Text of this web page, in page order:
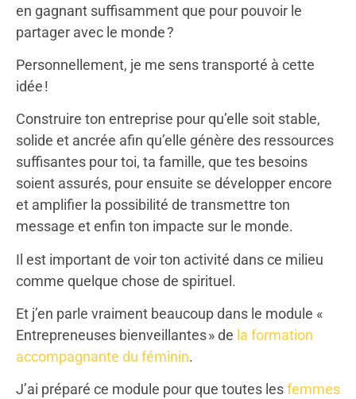
en gagnant suffisamment que pour pouvoir le
partager avec le monde ?
Personnellement, je me sens transporté à cette
idée !
Construire ton entreprise pour qu’elle soit stable,
solide et ancrée afin qu’elle génère des ressources
suffisantes pour toi, ta famille, que tes besoins
soient assurés, pour ensuite se développer encore
et amplifier la possibilité de transmettre ton
message et enfin ton impacte sur le monde.
Il est important de voir ton activité dans ce milieu
comme quelque chose de spirituel.
Et j’en parle vraiment beaucoup dans le module «
Entrepreneuses bienveillantes » de la formation
accompagnante du féminin.
J’ai préparé ce module pour que toutes lesfemmes